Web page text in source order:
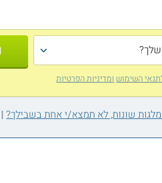
השימוש ומדיניות הפרטיות
|